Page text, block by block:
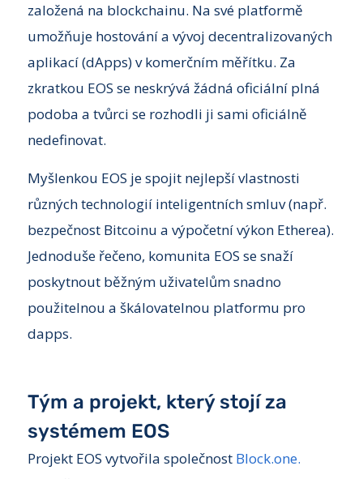
založená na blockchainu. Na své platformě
umožňuje hostování a vývoj decentralizovaných
aplikací (dApps) v komerčním měřítku. Za
zkratkou EOS se neskrývá žádná oficiální plná
podoba a tvůrci se rozhodli ji sami oficiálně
nedefinovat.
Myšlenkou EOS je spojit nejlepší vlastnosti
různých technologií inteligentních smluv (např.
bezpečnost Bitcoinu a výpočetní výkon Etherea).
Jednoduše řečeno, komunita EOS se snaží
poskytnout běžným uživatelům snadno
použitelnou a škálovatelnou platformu pro
dapps.
Tým a projekt, který stojí za
systémem EOS
Projekt EOS vytvořila společnost Block.one.